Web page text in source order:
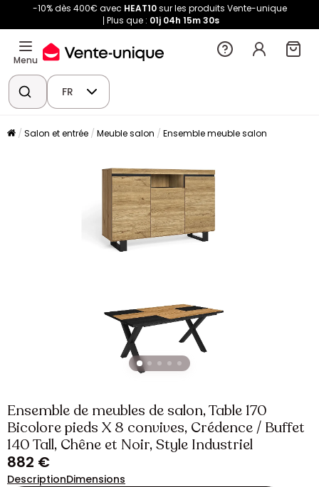
-10% dès 400€ avec HEAT10sur les produits Vente-unique
Plus que : 01j 04h 15m29s
Menu
FR
Salon et entrée Meuble salon Ensemble meuble salon
Ensemble de meubles de salon, Table 170
Bicolore pieds X 8 convives, Crédence / Buffet
140 Tall, Chêne et Noir, Style Industriel
882 €
DescriptionDimensions